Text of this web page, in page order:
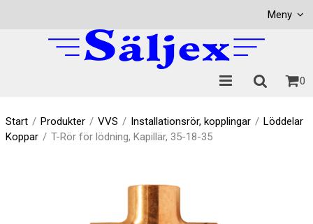
Meny
0
Start / Produkter / VVS / Installationsrör, kopplingar / Löddelar
Koppar / T-Rör för lödning, Kapillär, 35-18-35